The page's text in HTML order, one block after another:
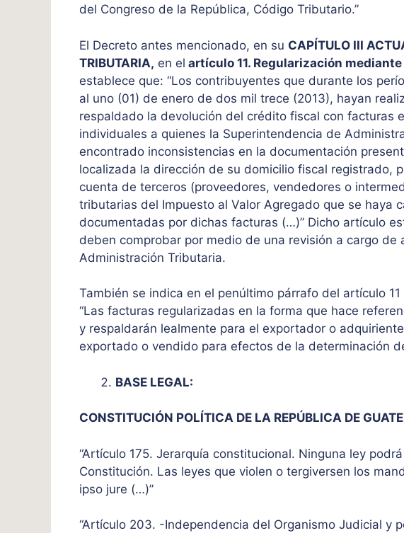
del Congreso de la República, Código Tributario.”
El Decreto antes mencionado, en su CAPÍTULO III
TRIBUTARIA, en el artículo 11. Regularización
establece que: “Los contribuyentes que durante los
al uno (01) de enero de dos mil trece (2013), hayan
respaldado la devolución del crédito fiscal con facturas
individuales a quienes la Superintendencia de
encontrado inconsistencias en la documentación
localizada la dirección de su domicilio fiscal registrado,
cuenta de terceros (proveedores, vendedores o
tributarias del Impuesto al Valor Agregado que se haya
documentadas por dichas facturas (…)” Dicho artículo
deben comprobar por medio de una revisión a cargo
Administración Tributaria.
También se indica en el penúltimo párrafo del artículo
“Las facturas regularizadas en la forma que hace
y respaldarán lealmente para el exportador o
exportado o vendido para efectos de la determinación
BASE LEGAL:
CONSTITUCIÓN POLÍTICA DE LA REPÚBLICA DE
“Artículo 175. Jerarquía constitucional. Ninguna ley
Constitución. Las leyes que violen o tergiversen los
ipso jure (…)”
“Artículo 203. -Independencia del Organismo Judicial y